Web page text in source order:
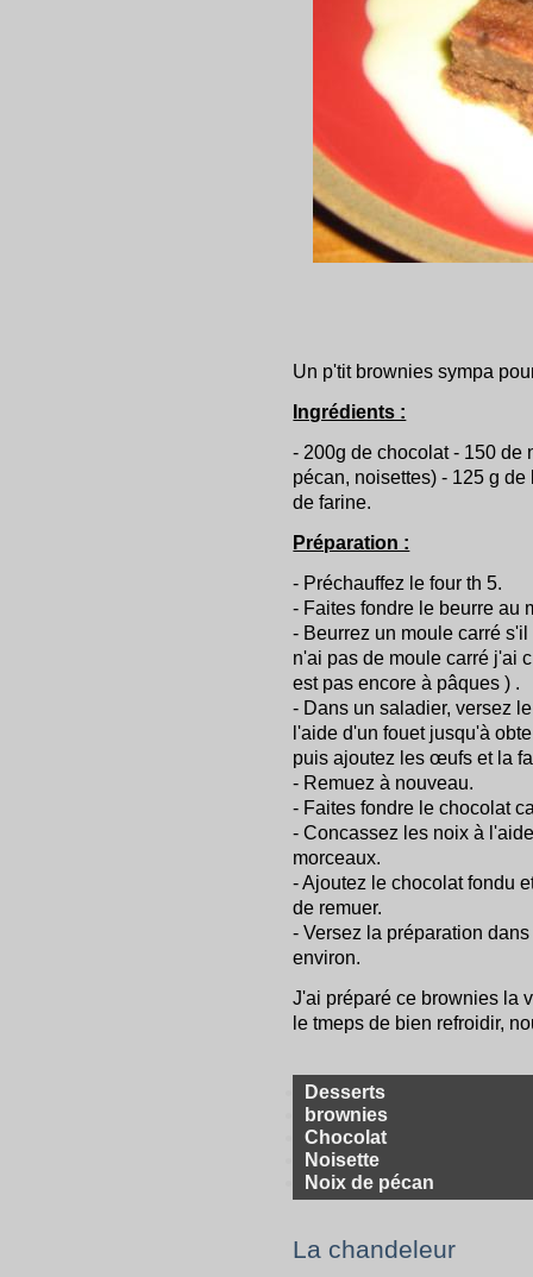
Un p'tit brownies sympa
Ingrédients :
- 200g de chocolat - 150 de
pécan, noisettes) - 125 g
de farine.
Préparation :
- Préchauffez le four th 5.
- Faites fondre le beurre au
- Beurrez un moule carré
n'ai pas de moule carré j'ai
est pas encore à pâques ) .
- Dans un saladier, versez
l'aide d'un fouet jusqu'à
puis ajoutez les œufs et la
- Remuez à nouveau.
- Faites fondre le chocolat
- Concassez les noix à
morceaux.
- Ajoutez le chocolat fondu
de remuer.
- Versez la préparation
environ.
J'ai préparé ce brownies la
le tmeps de bien refroidir,
Desserts
brownies
Chocolat
Noisette
Noix de pécan
La chandeleur